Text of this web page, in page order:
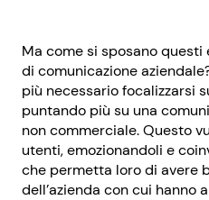
Ma come si sposano
di comunicazione
più necessario focalizzarsi
puntando più su una
non commerciale. Questo
utenti, emozionandoli e
che permetta loro di avere
dell’azienda con cui hanno